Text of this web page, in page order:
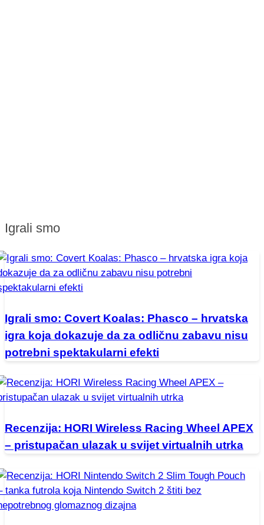
Igrali smo
Igrali smo: Covert Koalas: Phasco – hrvatska
igra koja dokazuje da za odličnu zabavu nisu
potrebni spektakularni efekti
Recenzija: HORI Wireless Racing Wheel APEX
– pristupačan ulazak u svijet virtualnih utrka